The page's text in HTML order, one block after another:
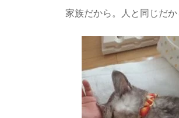
家族だから。人と同じだか